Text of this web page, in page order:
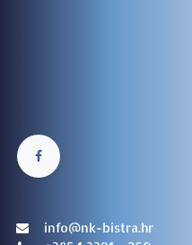
info@nk-bistra.hr